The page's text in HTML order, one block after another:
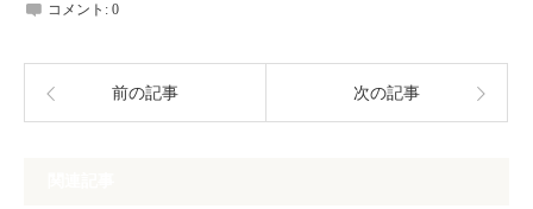
コメント: 0
前の記事 次の記事